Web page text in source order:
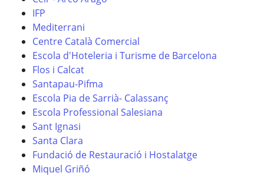
IFP
Mediterrani
Centre Català Comercial
Escola d'Hoteleria i Turisme de Barcelona
Flos i Calcat
Santapau-Pifma
Escola Pia de Sarrià- Calassanç
Escola Professional Salesiana
Sant Ignasi
Santa Clara
Fundació de Restauració i Hostalatge
Miquel Griñó